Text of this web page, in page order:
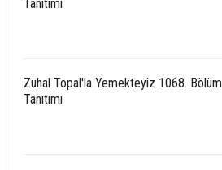
Tanıtımı
Zuhal Topal'la Yemekteyiz 1068. Bölüm
Tanıtımı